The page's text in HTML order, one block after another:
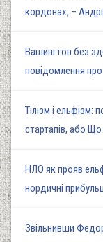
кордонах, –
Вашингтон без
повідомлення
Тілізм і ельфізм:
стартапів, або Що
НЛО як прояв
нордичні
Звільнивши